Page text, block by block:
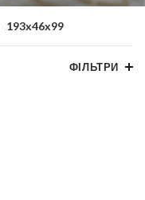
193x46x99
ФІЛЬТРИ